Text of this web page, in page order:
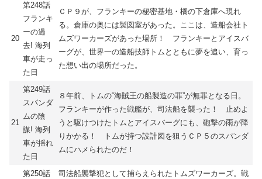
20
第248話
フランキ
ーの過
去! 海列
車が走っ
た日
ＣＰ９が、フランキーの秘密基地・橋の下倉庫へ現れ
る。倉庫の奥には製図室があった。ここは、造船会社ト
ムズワーカーズがあった場所！ フランキーとアイスバ
ーグが、世界一の造船技師トムとともに夢を追い、育っ
た想い出の場所だった。
21
第249話
スパンダ
ムの陰
謀! 海列
車が揺れ
た日
８年前、トムの“海賊王の船製造の罪”が無罪となる日。
フランキーが作った戦艦が、司法船を襲った！ 止めよ
うと駆けつけたトムとアイスバーグにも、砲撃の雨が降
りかかる！ トムが持つ設計図を狙うＣＰ５のスパンダ
ムにハメられたのだ！
第250話
司法船襲撃犯として捕らえられたトムズワーカーズ。戦